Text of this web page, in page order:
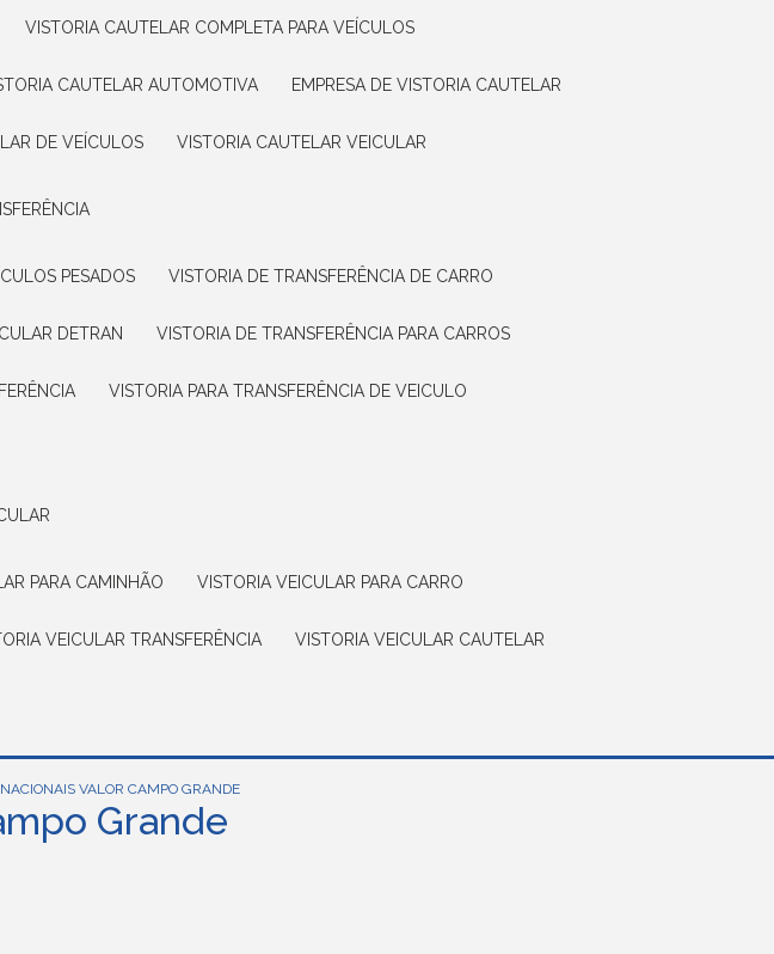
VISTORIA CAUTELAR COMPLETA PARA VEÍCULOS
CAUTELAR AUTOMOTIVA EMPRESA DE VISTORIA CAUTELAR
DE VEÍCULOS VISTORIA CAUTELAR VEICULAR
PESADOS VISTORIA DE TRANSFERÊNCIA DE CARRO
DETRAN VISTORIA DE TRANSFERÊNCIA PARA CARROS
VISTORIA PARA TRANSFERÊNCIA DE VEICULO
PARA CAMINHÃO VISTORIA VEICULAR PARA CARRO
VEICULAR TRANSFERÊNCIA VISTORIA VEICULAR CAUTELAR
VALOR CAMPO GRANDE
Grande